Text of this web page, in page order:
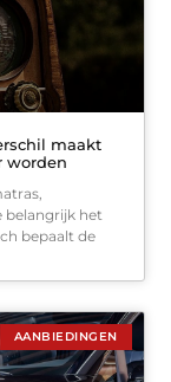
maakt
worden
belangrijk het
bepaalt de
AANBIEDINGEN